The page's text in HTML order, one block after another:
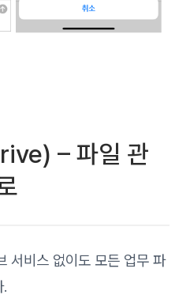
– 파일 관
서비스 없이도 모든 업무 파
.